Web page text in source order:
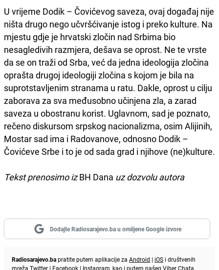
U vrijeme Dodik – Čovićevog saveza, ovaj događaj nije
ništa drugo nego učvršćivanje istog i preko kulture. Na
mjestu gdje je hrvatski zločin nad Srbima bio
nesagledivih razmjera, dešava se oprost. Ne te vrste
da se on traži od Srba, već da jedna ideologija zločina
oprašta drugoj ideologiji zločina s kojom je bila na
suprotstavljenim stranama u ratu. Dakle, oprost u cilju
zaborava za sva međusobno učinjena zla, a zarad
saveza u obostranu korist. Uglavnom, sad je poznato,
rečeno diskursom srpskog nacionalizma, osim Alijinih,
Mostar sad ima i Radovanove, odnosno Dodik –
Čovićeve Srbe i to je od sada grad i njihove (ne)kulture.
Tekst prenosimo izBH Dana uz dozvolu autora
Dodajte Radiosarajevo.ba u omiljene Google izvore
Radiosarajevo.bapratite putem aplikacije za Android | iOS i društvenih
mreža Twitter | Facebook | Instagram, kao i putem našeg ViberChata.